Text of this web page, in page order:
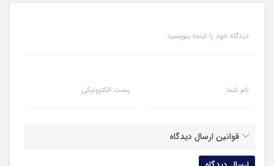
دیدگاه خود را اینجا بنویسید
نام شما پست الکترونیکی
قوانین ارسال دیدگاه